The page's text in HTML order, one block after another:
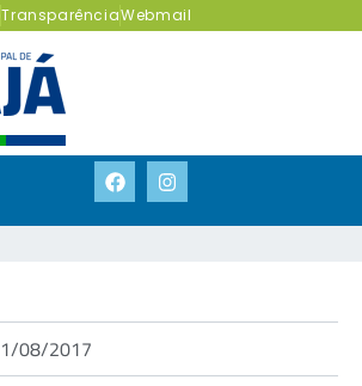
TransparênciaWebmail
08/2017